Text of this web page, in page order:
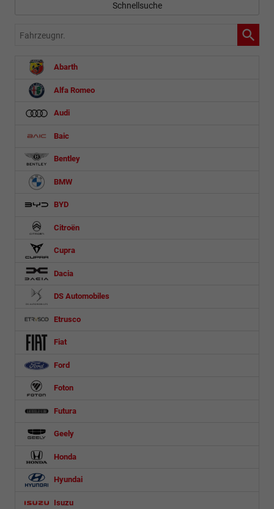
Schnellsuche
Fahrzeugnr.
Abarth
Alfa Romeo
Audi
Baic
Bentley
BMW
BYD
Citroën
Cupra
Dacia
DS Automobiles
Etrusco
Fiat
Ford
Foton
Futura
Geely
Honda
Hyundai
Isuzu